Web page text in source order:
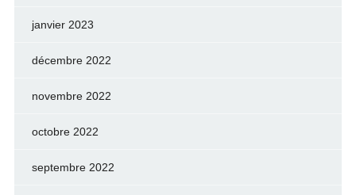
janvier 2023
décembre 2022
novembre 2022
octobre 2022
septembre 2022